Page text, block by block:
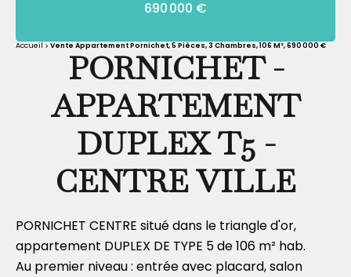
690 000 €
Accueil Vente Appartement Pornichet, 5 Pièces, 3 Chambres, 106 M², 690 000 €
PORNICHET -
APPARTEMENT
DUPLEX T5 -
CENTRE VILLE
PORNICHET CENTRE situé dans le triangle d'or,
appartement DUPLEX DE TYPE 5 de 106 m² hab.
Au premier niveau : entrée avec placard, salon